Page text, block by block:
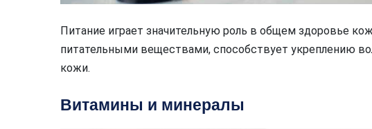
Питание играет значительную роль в общем здоровье
питательными веществами, способствует укреплению
кожи.
Витамины и минералы